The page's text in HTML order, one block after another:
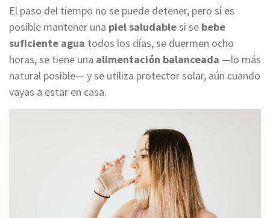
El paso del tiempo no se puede detener, pero sí es
posible mantener una piel saludablesi se bebe
suficiente agua todos los días, se duermen ocho
horas, se tiene una alimentación balanceada —lo más
natural posible— y se utiliza protector solar, aún cuando
vayas a estar en casa.